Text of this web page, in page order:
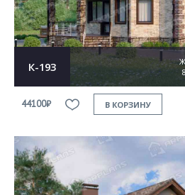
К-193
44100₽ В КОРЗИНУ